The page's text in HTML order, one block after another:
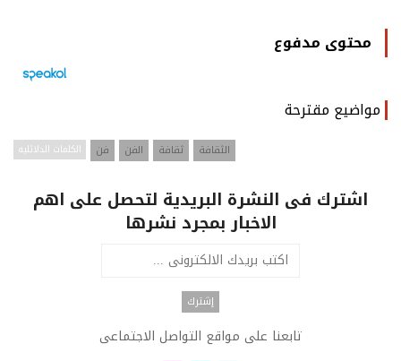
محتوى مدفوع
مواضيع مقترحة
الكلمات الدلائليه فن الفن ثقافة الثقافة
اشترك فى النشرة البريدية لتحصل على اهم
الاخبار بمجرد نشرها
تابعنا على مواقع التواصل الاجتماعى